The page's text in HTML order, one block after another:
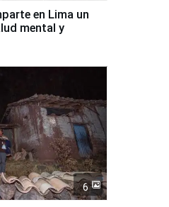
en Lima un
mental y
6